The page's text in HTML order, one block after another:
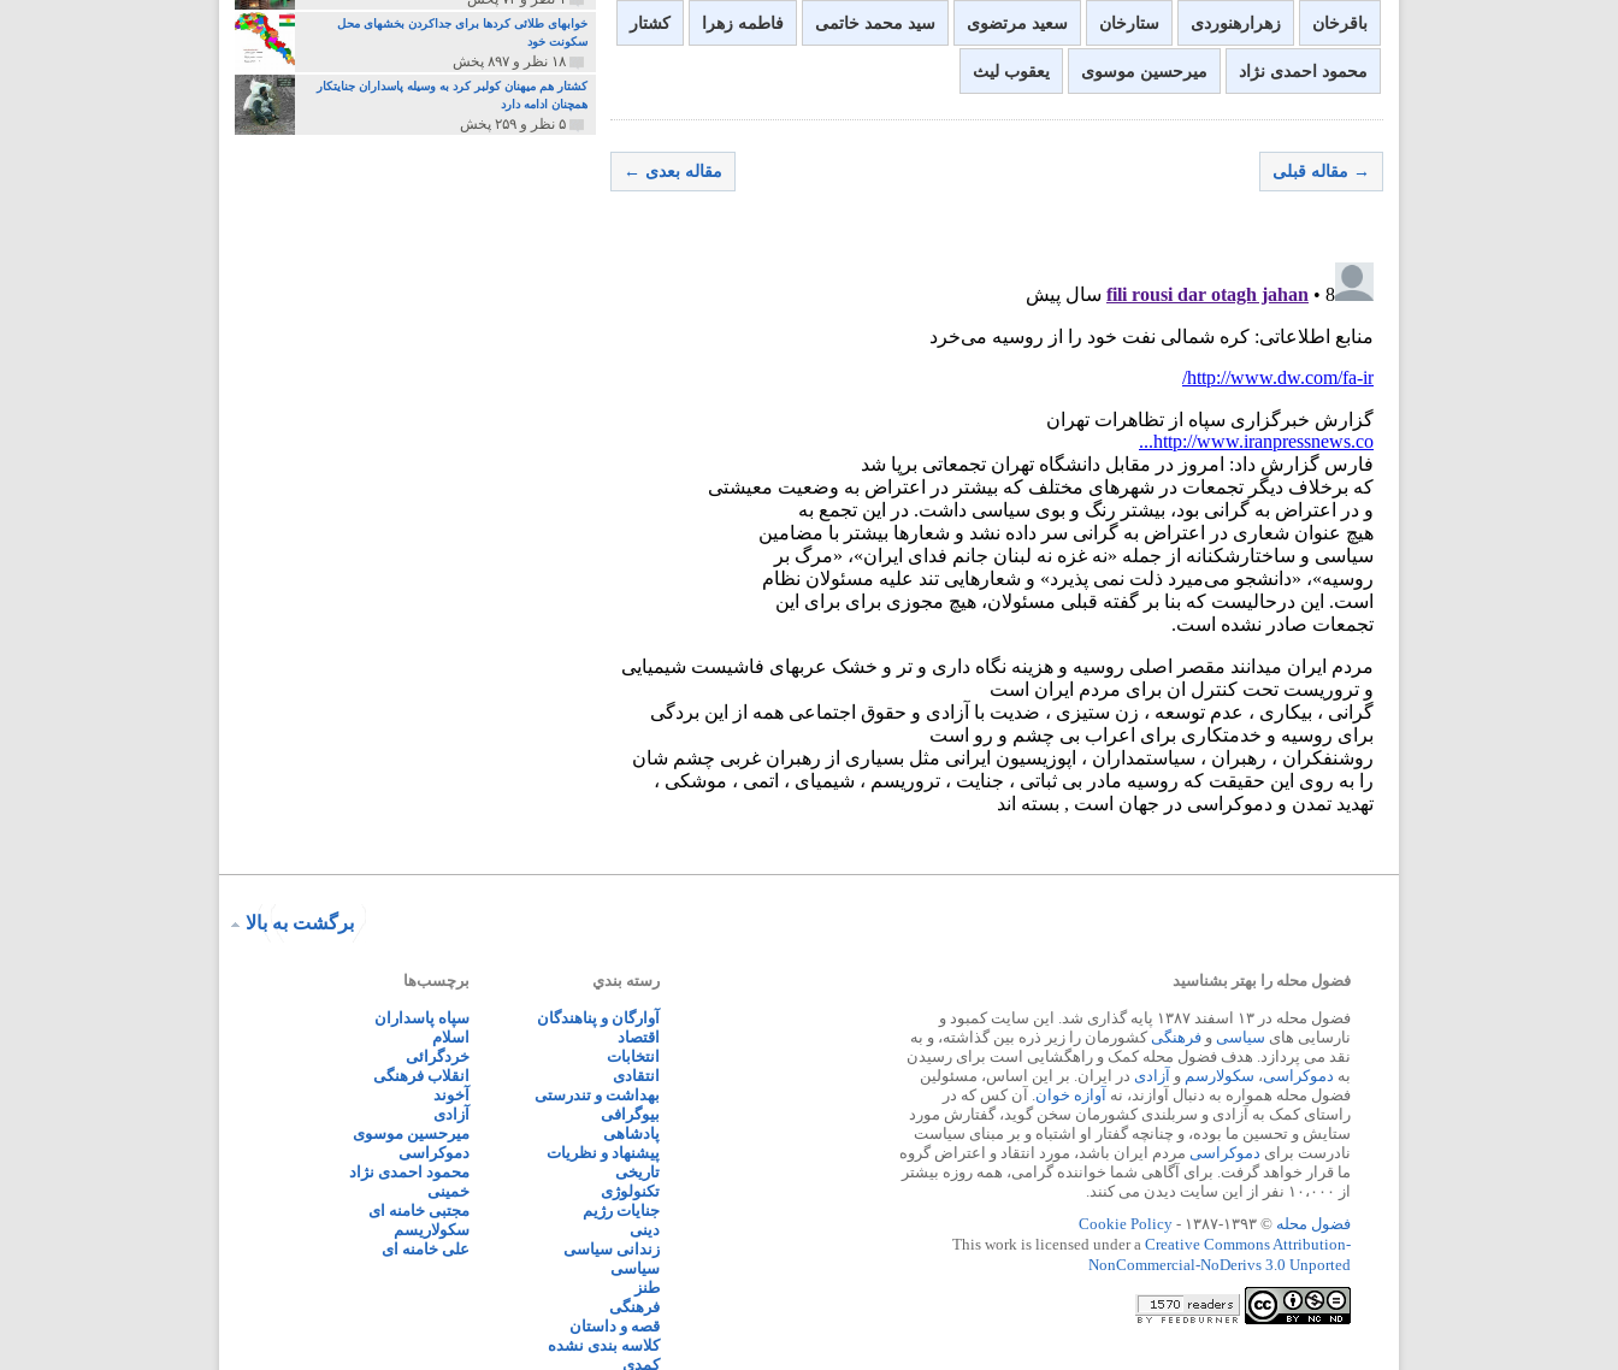
باقرخان زهرارهنوردی ستارخان سعید مرتضوی سید محمد خاتمی فاطمه زهرا کشتار
محمود احمدی نژاد میرحسین موسوی یعقوب لیث
→ مقاله قبلی مقاله بعدی ←
خوابهای طلائی کردها برای جداکردن بخشهای محل
سکونت خود
۱۸ نظر و ۸۹۷ پخش
کشتار هم میهنان کولبر کرد به وسیله پاسداران جنایتکار
همچنان ادامه دارد
۵ نظر و ۲۵۹ پخش
برگشت به بالا
فضول محله را بهتر بشناسید
فضول محله در ۱۳ اسفند ۱۳۸۷ پایه گذاری شد. این سایت کمبود و
نارسایی های سیاسی و فرهنگیکشورمان را زیر ذره بین گذاشته، و به
نقد می پردازد. هدف فضول محله کمک و راهگشایی است برای رسیدن
به دموکراسی، سکولارسم و آزادی در ایران. بر این اساس، مسئولین
فضول محله همواره به دنبال آوازند، نه آوازه خوان. آن کس که در
راستای کمک به آزادی و سربلندی کشورمان سخن گوید، گفتارش مورد
ستایش و تحسین ما بوده، و چنانچه گفتار او اشتباه و بر مبنای سیاست
نادرست برای دموکراسی مردم ایران باشد، مورد انتقاد و اعتراض گروه
ما قرار خواهد گرفت. برای آگاهی شما خواننده گرامی، همه روزه بیشتر
از ۱۰،۰۰۰ نفر از این سایت دیدن می کنند.
فضول محله © ۱۳۹۳-۱۳۸۷ -
Cookie Policy
This work is licensed under a Creative Commons Attribution-
NonCommercial-NoDerivs 3.0 Unported
رسته بندي
آوارگان و پناهندگان
اقتصاد
انتخابات
انتقادی
بهداشت و تندرستی
بیوگرافی
پادشاهی
پیشنهاد و نظریات
تاریخی
تکنولوژی
جنایات رژیم
دینی
زندانی سیاسی
سیاسی
طنز
فرهنگی
قصه و داستان
کلاسه بندی نشده
کمدی
برچسب‌ها
سپاه پاسداران
اسلام
خردگرائی
انقلاب فرهنگی
آخوند
آزادی
میرحسین موسوی
دموکراسی
محمود احمدی نژاد
خمینی
مجتبی خامنه ای
سکولاریسم
علی خامنه ای